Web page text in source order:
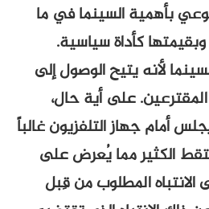
بأهمية السينما في ما
كأداة سياسية.
لأنه يتيح الوصول إلى
على أية حال،
أمام جهاز التلفزيون غالباً
الكثير مما يُعرض على
المطلوب من قِبل